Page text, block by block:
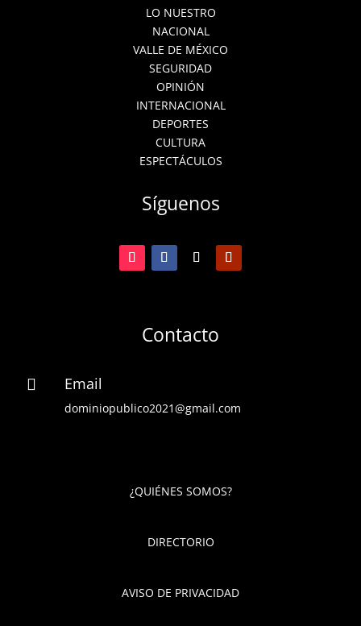
LO NUESTRO
NACIONAL
VALLE DE MÉXICO
SEGURIDAD
OPINIÓN
INTERNACIONAL
DEPORTES
CULTURA
ESPECTÁCULOS
Síguenos
Contacto
 Email
dominiopublico2021@gmail.com
¿QUIÉNES SOMOS?
DIRECTORIO
AVISO DE PRIVACIDAD